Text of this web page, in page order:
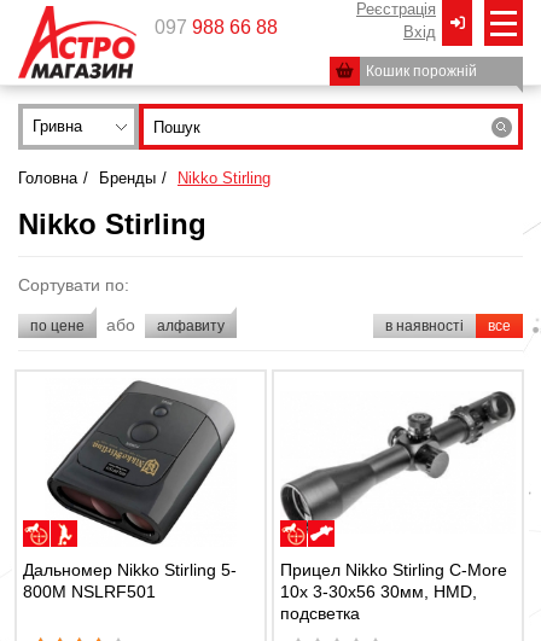
097 988 66 88
Реєстрація
Вxід
Кошик порожній
Гривна
Головна / Бренды / Nikko Stirling
Nikko Stirling
Сортувати по:
по цене або алфавиту в наявності все
Дальномер Nikko Stirling 5-
800M NSLRF501
Прицел Nikko Stirling C-More
10x 3-30x56 30мм, HMD,
подсветка